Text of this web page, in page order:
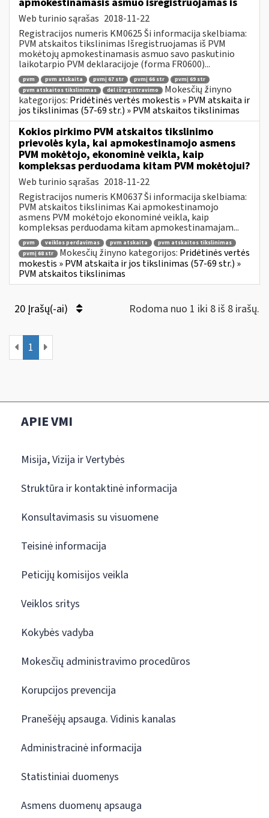
Web turinio sąrašas 2018-11-22
Registracijos numeris KM0625 Ši informacija skelbiama:
PVM atskaitos tikslinimas Išregistruojamas iš PVM
mokėtojų apmokestinamasis asmuo savo paskutinio
laikotarpio PVM deklaracijoje (forma FR0600)...
pvm pvm atskaita pvmį 67 str pvmį 66 str
pvmį 69 str
pvm atskaitos tikslinimas
dėl išregistravimo
Mokesčių žinyno
kategorijos: Pridėtinės vertės mokestis » PVM atskaita ir
jos tikslinimas (57-69 str.) » PVM atskaitos tikslinimas
Kokios pirkimo PVM atskaitos tikslinimo
prievolės kyla, kai apmokestinamojo asmens
PVM mokėtojo, ekonominė veikla, kaip
kompleksas perduodama kitam PVM mokėtojui?
Web turinio sąrašas 2018-11-22
Registracijos numeris KM0637 Ši informacija skelbiama:
PVM atskaitos tikslinimas Kai apmokestinamojo
asmens PVM mokėtojo ekonominė veikla, kaip
kompleksas perduodama kitam apmokestinamajam...
pvm veiklos perdavimas pvm atskaita
pvm atskaitos tikslinimas
pvmį 68 str
Mokesčių žinyno kategorijos: Pridėtinės vertės
mokestis » PVM atskaita ir jos tikslinimas (57-69 str.) »
PVM atskaitos tikslinimas
20 Įrašų(-ai) Rodoma nuo 1 iki 8 iš 8 irašų.
1
APIE VMI
Misija, Vizija ir Vertybės
Struktūra ir kontaktinė informacija
Konsultavimasis su visuomene
Teisinė informacija
Peticijų komisijos veikla
Veiklos sritys
Kokybės vadyba
Mokesčių administravimo procedūros
Korupcijos prevencija
Pranešėjų apsauga. Vidinis kanalas
Administracinė informacija
Statistiniai duomenys
Asmens duomenų apsauga